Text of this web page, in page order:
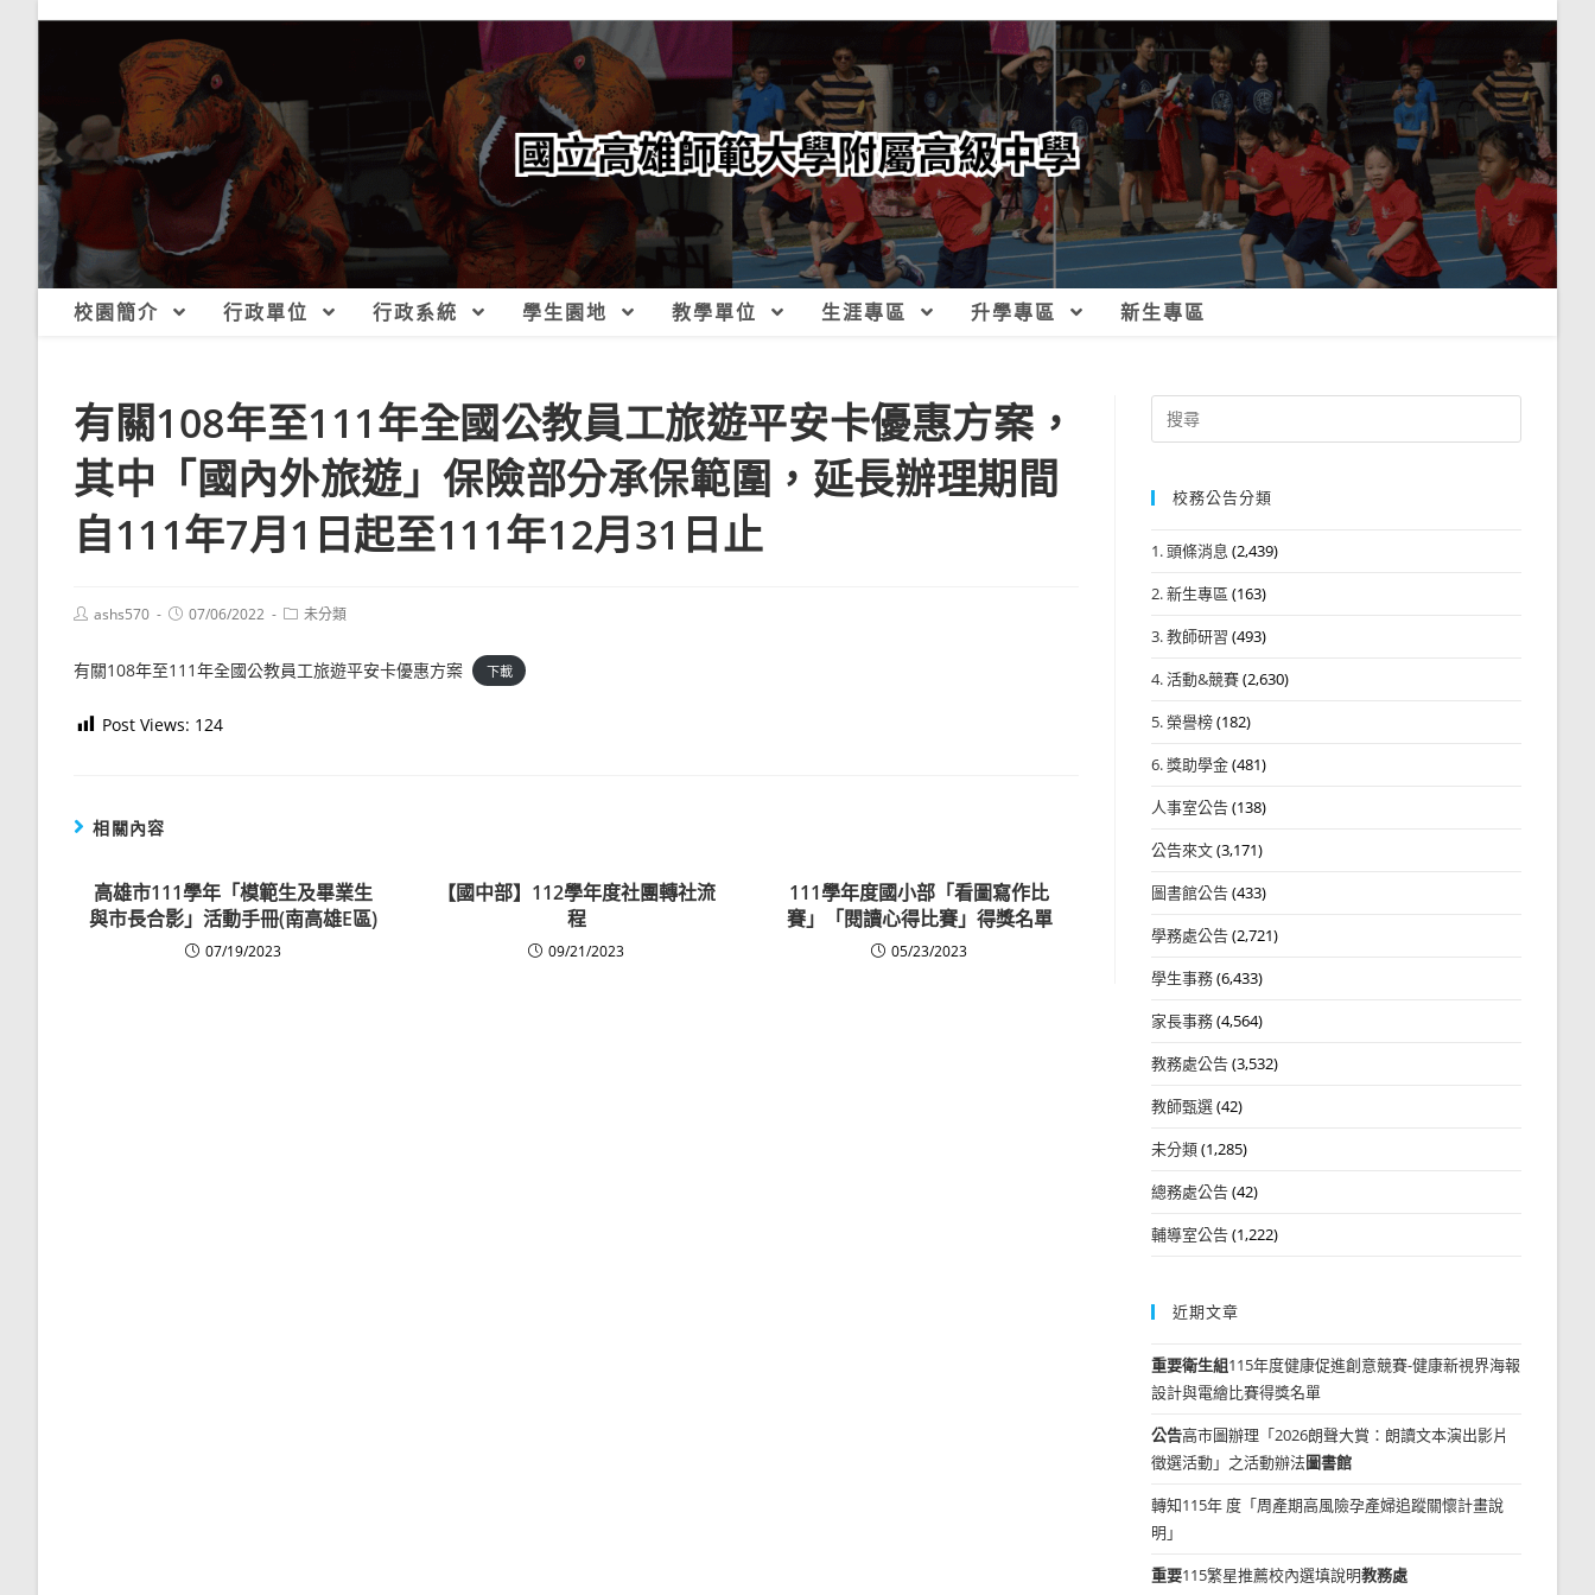
校園簡介 行政單位 行政系統 學生園地 教學單位 生涯專區 升學專區 新生專區
有關108年至111年全國公教員工旅遊平安卡優惠方案，
其中「國內外旅遊」保險部分承保範圍，延長辦理期間
自111年7月1日起至111年12月31日止
Postashs570
Post07/06/2022
Post未分類
有關108年至111年全國公教員工旅遊平安卡優惠方案 下載
Post Views: 124
相關內容
高雄市111學年「模範生及畢業生
與市長合影」活動手冊(南高雄E區)
07/19/2023
【國中部】112學年度社團轉社流
程
09/21/2023
111學年度國小部「看圖寫作比
賽」「閱讀心得比賽」得獎名單
05/23/2023
Search
for:
校務公告分類
1. 頭條消息 (2,439)
2. 新生專區 (163)
3. 教師研習 (493)
4. 活動&競賽(2,630)
5. 榮譽榜(182)
6. 獎助學金(481)
人事室公告(138)
公告來文(3,171)
圖書館公告(433)
學務處公告(2,721)
學生事務(6,433)
家長事務(4,564)
教務處公告(3,532)
教師甄選(42)
未分類(1,285)
總務處公告(42)
輔導室公告(1,222)
近期文章
重要衛生組115年度健康促進創意競賽-健康新視界海報
設計與電繪比賽得獎名單
公告高市圖辦理「2026朗聲大賞：朗讀文本演出影片
徵選活動」之活動辦法圖書館
轉知115年 度「周產期高風險孕產婦追蹤關懷計畫說
明」
重要115繁星推薦校內選填說明教務處